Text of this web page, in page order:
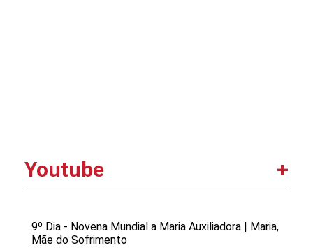
Youtube
9º Dia - Novena Mundial a Maria Auxiliadora | Maria,
Mãe do Sofrimento